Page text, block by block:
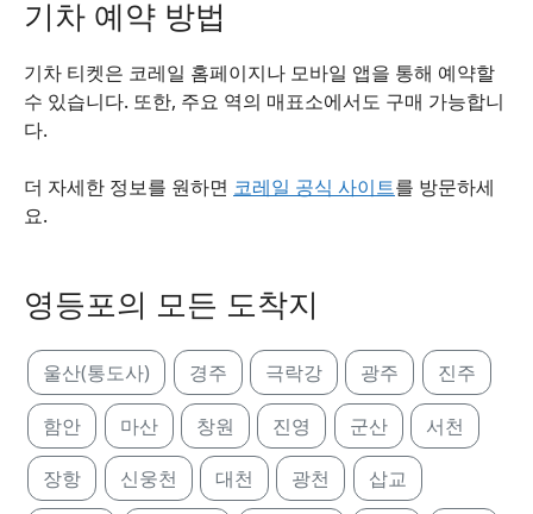
기차 예약 방법
기차 티켓은 코레일 홈페이지나 모바일 앱을 통해 예약할
수 있습니다. 또한, 주요 역의 매표소에서도 구매 가능합니
다.
더 자세한 정보를 원하면 코레일 공식 사이트를 방문하세
요.
영등포의 모든 도착지
울산(통도사) 경주 극락강 광주 진주
함안 마산 창원 진영 군산 서천
장항 신웅천 대천 광천 삽교